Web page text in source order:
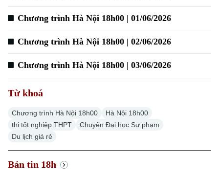
Chương trình Hà Nội 18h00 | 01/06/2026
Chương trình Hà Nội 18h00 | 02/06/2026
Chương trình Hà Nội 18h00 | 03/06/2026
Từ khoá
Chương trình Hà Nội 18h00
Hà Nội 18h00
thi tốt nghiệp THPT
Chuyên Đại học Sư phạm
Du lịch giá rẻ
Bản tin 18h